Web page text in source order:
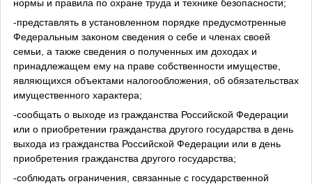
нормы и правила по охране труда и технике безопасности;
-представлять в установленном порядке предусмотренные
Федеральным законом сведения о себе и членах своей
семьи, а также сведения о полученных им доходах и
принадлежащем ему на праве собственности имуществе,
являющихся объектами налогообложения, об обязательствах
имущественного характера;
-сообщать о выходе из гражданства Российской Федерации
или о приобретении гражданства другого государства в день
выхода из гражданства Российской Федерации или в день
приобретения гражданства другого государства;
-соблюдать ограничения, связанные с государственной